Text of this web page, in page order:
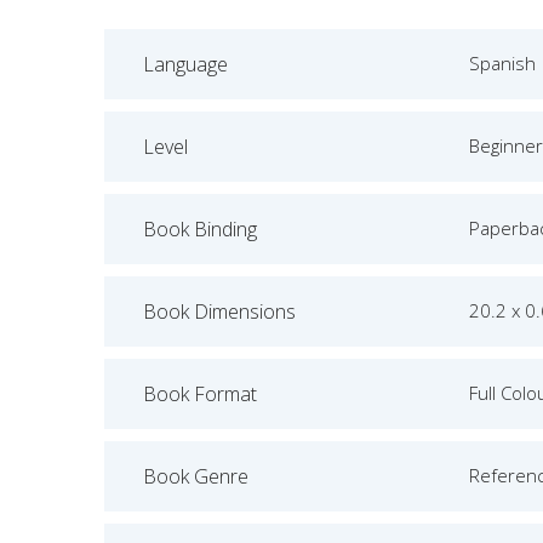
Language Spanish
Level Beginner
Book Binding
Book Dimensions 20.2 x
Book Format Full
Book Genre